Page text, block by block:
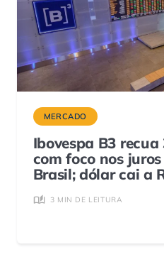
MERCADO
Ibovespa B3
com foco nos
Brasil; dólar cai a
3 MIN DE LEITURA